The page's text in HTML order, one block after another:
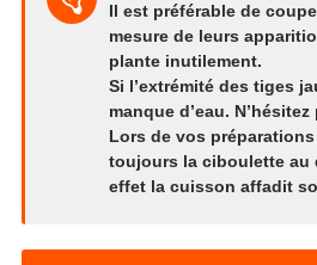
Il est préférable de
mesure de leurs
plante inutilement.
Si l’extrémité des tiges
manque d’eau.
Lors de vos
toujours la ciboulette au
effet la cuisson affadit